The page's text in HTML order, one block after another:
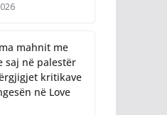
mahnit me
saj në palestër
kritikave
në Love